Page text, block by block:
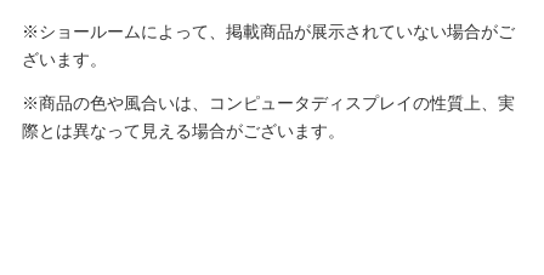
※ショールームによって、掲載商品が展示されていない場合がご
ざいます。
※商品の色や風合いは、コンピュータディスプレイの性質上、実
際とは異なって見える場合がございます。